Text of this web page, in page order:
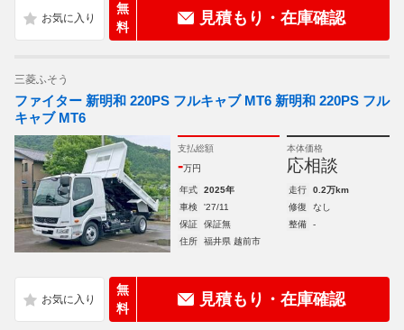
無
料
見積もり・在庫確認
三菱ふそう
ファイター 新明和 220PS フルキャブ MT6 新明和 220PS フル
キャブ MT6
支払総額
-万円
本体価格
応相談
年式 2025年 走行
0.2万km
車検
'27/11 修復
なし
保証
保証無 整備
-
住所
福井県 越前市
無
料
見積もり・在庫確認